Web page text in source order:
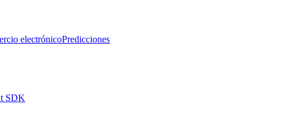
electrónicoPredicciones
SDK